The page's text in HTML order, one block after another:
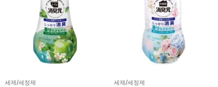
세제/세정제 세제/세정제